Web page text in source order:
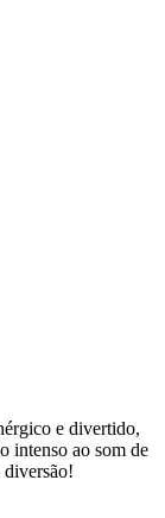
e divertido,
intenso ao som de
diversão!